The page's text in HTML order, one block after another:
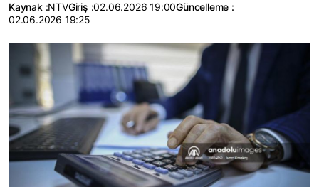
Kaynak :NTVGiriş :02.06.2026 19:00Güncelleme :
02.06.2026 19:25